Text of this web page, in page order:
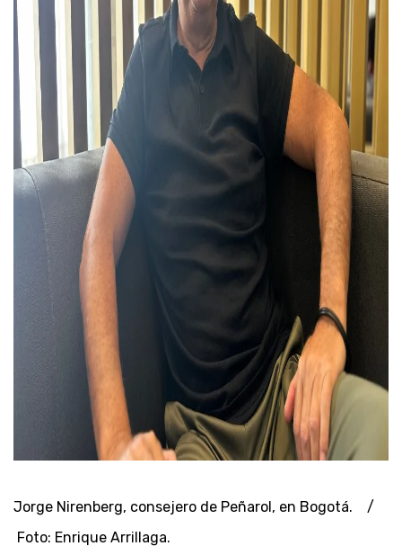
Jorge Nirenberg, consejero de Peñarol, en Bogotá. /
Foto: Enrique Arrillaga.